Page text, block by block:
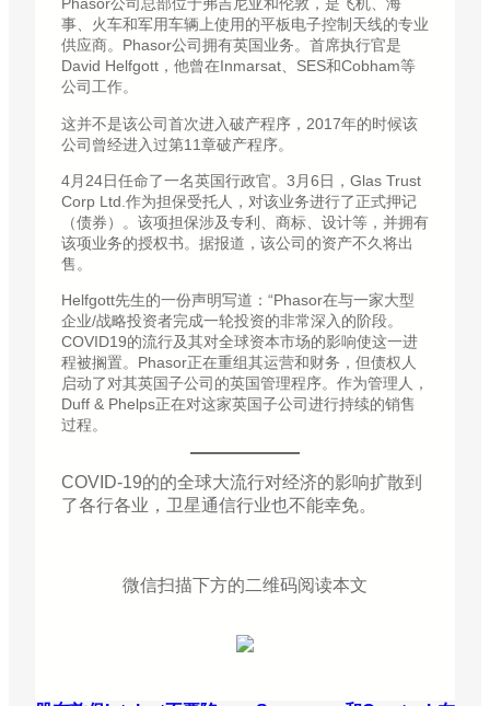
事、火车和军用车辆上使用的平板电子控制天线的专业
供应商。Phasor公司拥有英国业务。首席执行官是
David Helfgott，他曾在Inmarsat、SES和Cobham等
公司工作。
这并不是该公司首次进入破产程序，2017年的时候该
公司曾经进入过第11章破产程序。
4月24日任命了一名英国行政官。3月6日，Glas Trust
Corp Ltd.作为担保受托人，对该业务进行了正式押记
（债券）。该项担保涉及专利、商标、设计等，并拥有
该项业务的授权书。据报道，该公司的资产不久将出
售。
Helfgott先生的一份声明写道：“Phasor在与一家大型
企业/战略投资者完成一轮投资的非常深入的阶段。
COVID19的流行及其对全球资本市场的影响使这一进
程被搁置。Phasor正在重组其运营和财务，但债权人
启动了对其英国子公司的英国管理程序。作为管理人，
Duff & Phelps正在对这家英国子公司进行持续的销售
过程。
COVID-19的的全球大流行对经济的影响扩散到
了各行各业，卫星通信行业也不能幸免。
微信扫描下方的二维码阅读本文